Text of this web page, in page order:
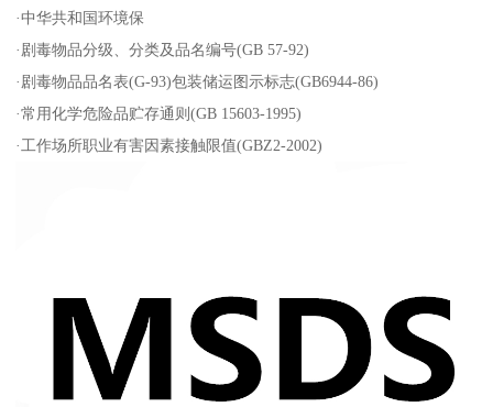
·中华共和国环境保
·剧毒物品分级、分类及品名编号(GB 57-92)
·剧毒物品品名表(G-93)包装储运图示标志(GB6944-86)
·常用化学危险品贮存通则(GB 15603-1995)
·工作场所职业有害因素接触限值(GBZ2-2002)